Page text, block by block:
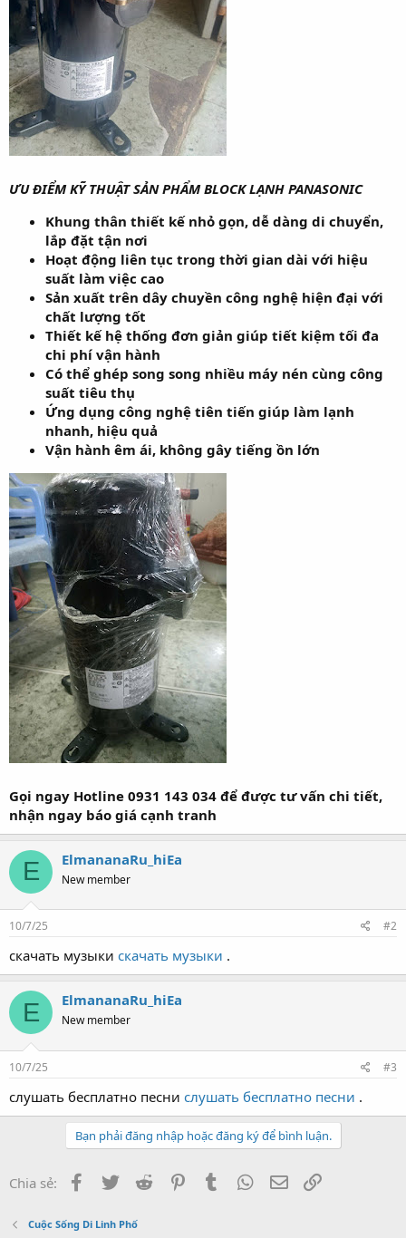
ƯU ĐIỂM KỸ THUẬT SẢN PHẨM BLOCK LẠNH PANASONIC
Khung thân thiết kế nhỏ gọn, dễ dàng di chuyển,
lắp đặt tận nơi
Hoạt động liên tục trong thời gian dài với hiệu
suất làm việc cao
Sản xuất trên dây chuyền công nghệ hiện đại với
chất lượng tốt
Thiết kế hệ thống đơn giản giúp tiết kiệm tối đa
chi phí vận hành
Có thể ghép song song nhiều máy nén cùng công
suất tiêu thụ
Ứng dụng công nghệ tiên tiến giúp làm lạnh
nhanh, hiệu quả
Vận hành êm ái, không gây tiếng ồn lớn
Gọi ngay Hotline 0931 143 034 để được tư vấn chi tiết,
nhận ngay báo giá cạnh tranh
E ElmananaRu_hiEa
New member
10/7/25 #2
скачать музыки скачать музыки .
E ElmananaRu_hiEa
New member
10/7/25 #3
слушать бесплатно песни слушать бесплатно песни .
Bạn phải đăng nhập hoặc đăng ký để bình luận.
Chia sẻ: Facebook
Twitter Reddit PinterestTumblr WhatsApp
Email
Cuộc Sống Di Linh Phố